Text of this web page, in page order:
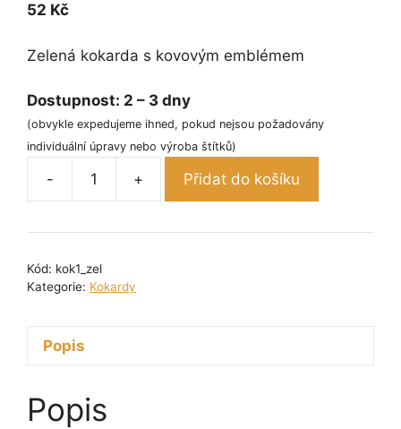
52 Kč
Zelená kokarda s kovovým emblémem
Dostupnost: 2 – 3 dny
(obvykle expedujeme ihned, pokud nejsou požadovány
individuální úpravy nebo výroba štítků)
-
Kokarda
zelená
+ Přidat do košíku
Kód: kok1_zel
Kategorie: Kokardy
Popis
Popis